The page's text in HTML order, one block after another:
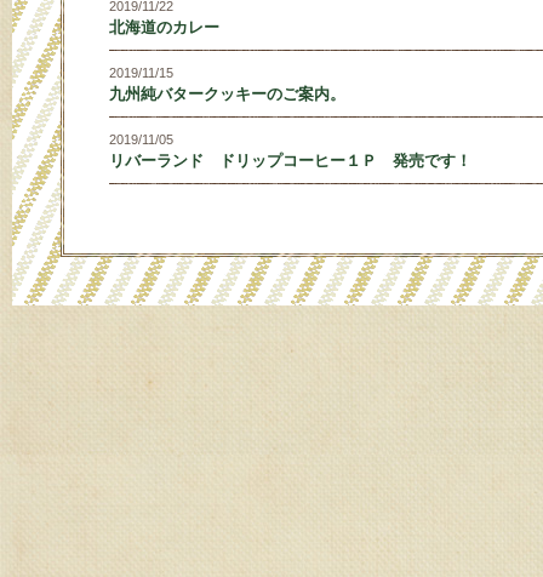
2019/11/22
北海道のカレー
2019/11/15
九州純バタークッキーのご案内。
2019/11/05
リバーランド ドリップコーヒー１Ｐ 発売です！